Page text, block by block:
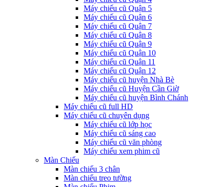
Máy chiếu cũ Quận 5
Máy chiếu cũ Quận 6
Máy chiếu cũ Quận 7
Máy chiếu cũ Quận 8
Máy chiếu cũ Quận 9
Máy chiếu cũ Quận 10
Máy chiếu cũ Quận 11
Máy chiếu cũ Quận 12
Máy chiếu cũ huyện Nhà Bè
Máy chiếu cũ Huyện Cần Giờ
Máy chiếu cũ huyện Bình Chánh
Máy chiếu cũ full HD
Máy chiếu cũ chuyên dụng
Máy chiếu cũ lớp học
Máy chiếu cũ sáng cao
Máy chiếu cũ văn phòng
Máy chiếu xem phim cũ
Màn Chiếu
Màn chiếu 3 chân
Màn chiếu treo tường